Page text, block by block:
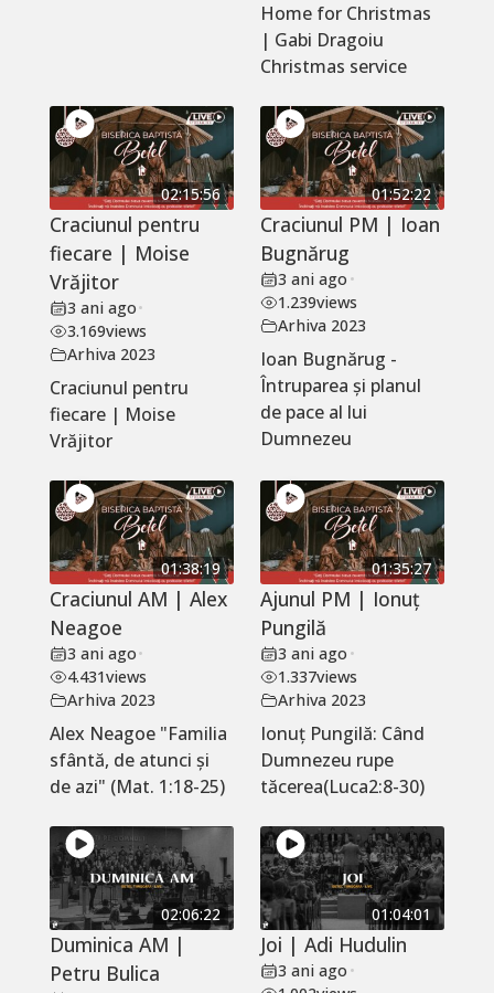
Home for Christmas
| Gabi Dragoiu
Christmas service
02:15:56
Craciunul pentru
fiecare | Moise
Vrăjitor
3 ani ago•
3.169views
Arhiva 2023
Craciunul pentru
fiecare | Moise
Vrăjitor
01:52:22
Craciunul PM | Ioan
Bugnărug
3 ani ago •
1.239views
Arhiva 2023
Ioan Bugnărug -
Întruparea și planul
de pace al lui
Dumnezeu
01:38:19
Craciunul AM | Alex
Neagoe
3 ani ago•
4.431views
Arhiva 2023
Alex Neagoe "Familia
sfântă, de atunci și
de azi" (Mat. 1:18-25)
01:35:27
Ajunul PM | Ionuț
Pungilă
3 ani ago •
1.337views
Arhiva 2023
Ionuț Pungilă: Când
Dumnezeu rupe
tăcerea(Luca2:8-30)
02:06:22
Duminica AM |
Petru Bulica
01:04:01
Joi | Adi Hudulin
3 ani ago •